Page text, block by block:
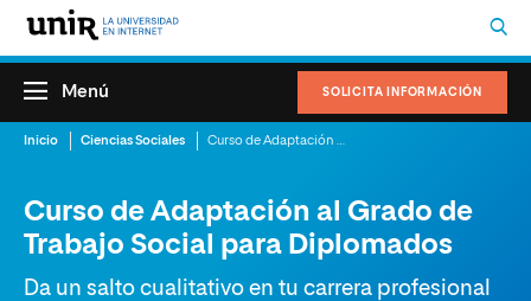
SOLICITA INFORMACIÓN
Menú
Inicio Ciencias Sociales
Curso de Adaptación al Grado de
Trabajo Social para Diplomados
Da un salto cualitativo en tu carrera profesional